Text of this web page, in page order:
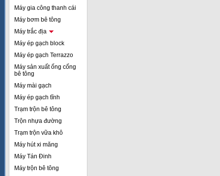
Máy gia công thanh cái
Máy bơm bê tông
Máy trắc địa
Máy ép gạch block
Máy ép gạch Terrazzo
Máy sản xuất ống cống
bê tông
Máy mài gạch
Máy ép gạch tĩnh
Trạm trộn bê tông
Trộn nhựa đường
Trạm trộn vữa khô
Máy hút xi măng
Máy Tán Đinh
Máy trộn bê tông